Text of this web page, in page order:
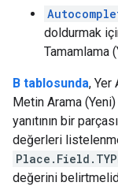
doldurmak
Tamamlama
B tablosunda, Yer
Metin Arama
yanıtının bir
değerleri
değerini